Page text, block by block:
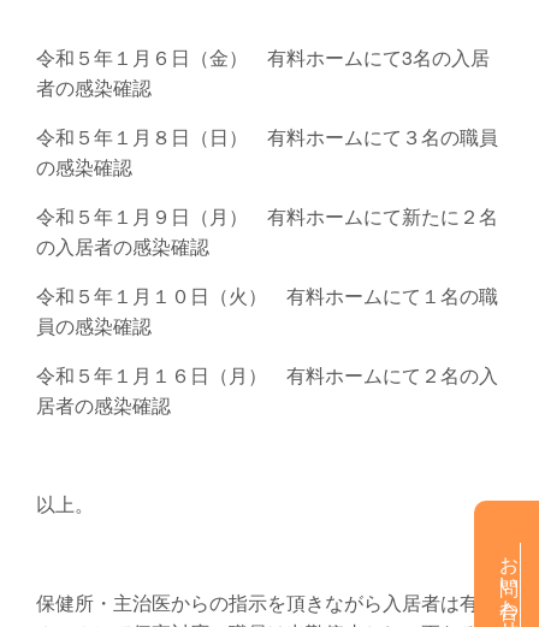
令和５年１月６日（金） 有料ホームにて3名の入居
者の感染確認
令和５年１月８日（日） 有料ホームにて３名の職員
の感染確認
令和５年１月９日（月） 有料ホームにて新たに２名
の入居者の感染確認
令和５年１月１０日（火） 有料ホームにて１名の職
員の感染確認
令和５年１月１６日（月） 有料ホームにて２名の入
居者の感染確認
以上。
保健所・主治医からの指示を頂きながら入居者は有料 お問い合わせ